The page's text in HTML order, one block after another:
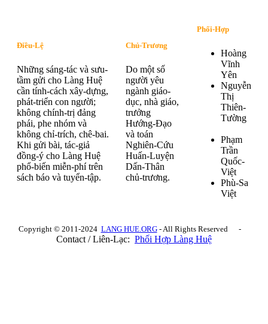
Điều-Lệ
Những sáng-tác và sưu-
tầm gửi cho Làng Huệ
cần tính-cách xây-dựng,
phát-triển con người;
không chính-trị đảng
phái, phe nhóm và
không chỉ-trích, chê-bai.
Khi gửi bài, tác-giả
đồng-ý cho Làng Huệ
phổ-biến miễn-phí trên
sách báo và tuyển-tập.
Chủ-Trương
Do một số
người yêu
ngành giáo-
dục, nhà giáo,
trưởng
Hướng-Đạo
và toán
Nghiên-Cứu
Huấn-Luyện
Dấn-Thân
chủ-trương.
Phối-Hợp
Hoàng
Vĩnh
Yên
Nguyễn
Thị
Thiên-
Tường
Phạm
Trần
Quốc-
Việt
Phù-Sa
Việt
Copyright © 2011-2024 LANG HUE.ORG- All Rights Reserved -
Contact / Liên-Lạc: Phối Hợp Làng Huệ